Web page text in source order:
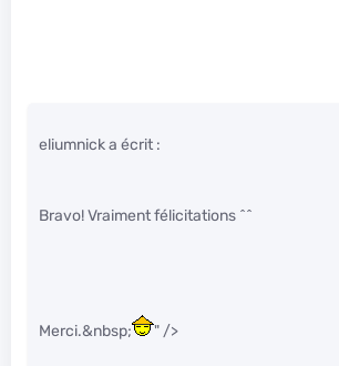
eliumnick a écrit :
Bravo! Vraiment félicitations ^^
Merci.&nbsp; " />